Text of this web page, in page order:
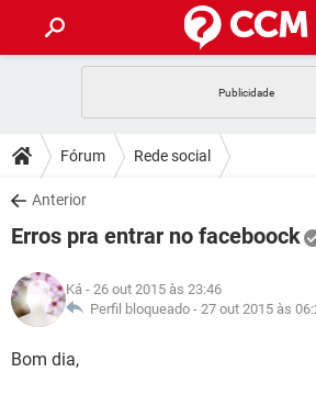
CELULAR
OUTLOOK
INSTAGRAM GMAIL
GUIA DE COMPRAS
DICAS
JOGOS
INSTAGRAM
GUIA DE COMPRAS
DOWNLOADS
JOGOS
CELULAR
OUTLOOK EXCEL
INSTAGRAM
JOGOS
CELULAR
OUTLOOK
GLOSSÁRIO
JOGOS
Fórum Rede social
Anterior
Erros pra entrar no faceboock
Ká - 26 out 2015 às 23:46
Perfil bloqueado - 27 out 2015 às
Bom dia,